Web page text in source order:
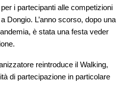
i partecipanti alle competizioni
Dongio. L’anno scorso, dopo una
è stata una festa veder
reintroduce il Walking,
di partecipazione in particolare